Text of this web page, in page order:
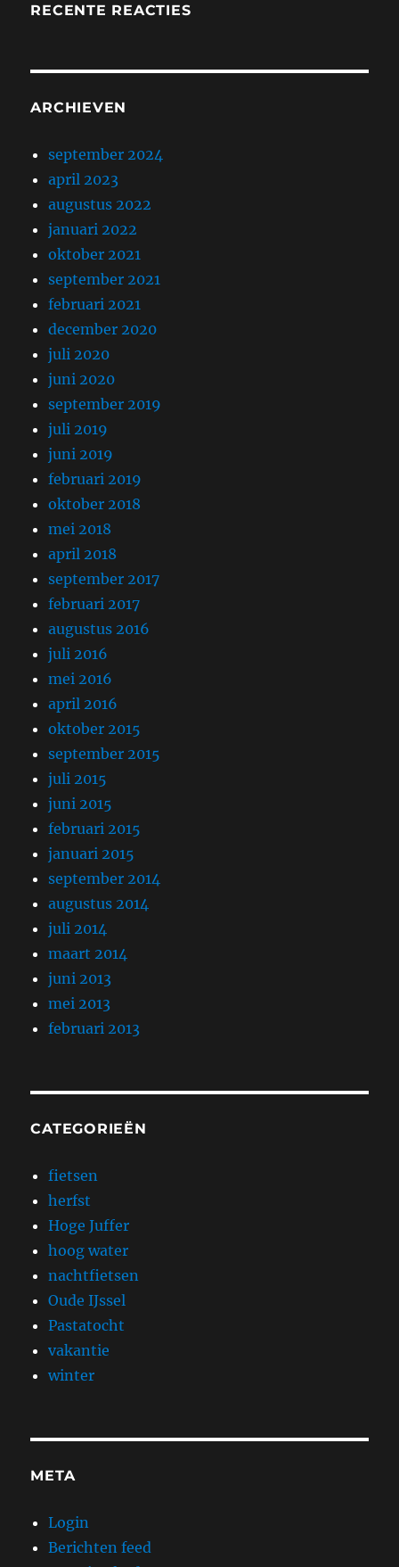
RECENTE REACTIES
ARCHIEVEN
september 2024
april 2023
augustus 2022
januari 2022
oktober 2021
september 2021
februari 2021
december 2020
juli 2020
juni 2020
september 2019
juli 2019
juni 2019
februari 2019
oktober 2018
mei 2018
april 2018
september 2017
februari 2017
augustus 2016
juli 2016
mei 2016
april 2016
oktober 2015
september 2015
juli 2015
juni 2015
februari 2015
januari 2015
september 2014
augustus 2014
juli 2014
maart 2014
juni 2013
mei 2013
februari 2013
CATEGORIEËN
fietsen
herfst
Hoge Juffer
hoog water
nachtfietsen
Oude IJssel
Pastatocht
vakantie
winter
META
Login
Berichten feed